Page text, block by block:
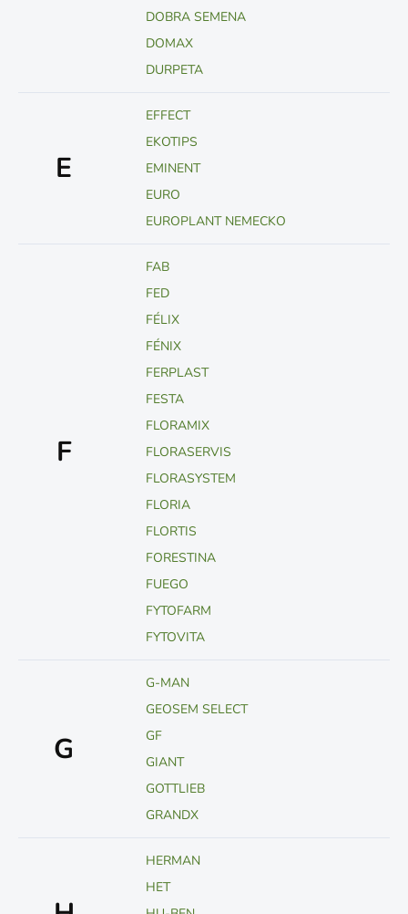
DOBRA SEMENA
DOMAX
DURPETA
E
EFFECT
EKOTIPS
EMINENT
EURO
EUROPLANT NEMECKO
F
FAB
FED
FÉLIX
FÉNIX
FERPLAST
FESTA
FLORAMIX
FLORASERVIS
FLORASYSTEM
FLORIA
FLORTIS
FORESTINA
FUEGO
FYTOFARM
FYTOVITA
G
G-MAN
GEOSEM SELECT
GF
GIANT
GOTTLIEB
GRANDX
HERMAN
HET